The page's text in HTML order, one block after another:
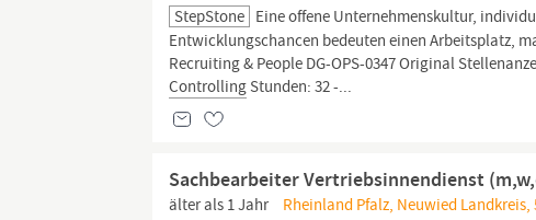
StepStone Eine offene Unternehmenskultur,
Entwicklungschancen bedeuten einen Arbeitsplatz,
Recruiting & People DG-OPS-0347 Original
Controlling Stunden: 32 -...
Sachbearbeiter Vertriebsinnendienst
älter als 1 Jahr
Rheinland Pfalz, Neuwied Landkreis,